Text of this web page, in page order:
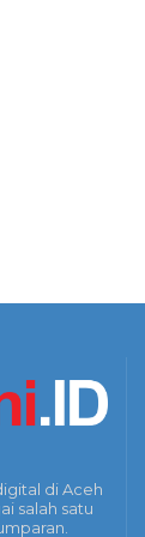
di Aceh
salah satu